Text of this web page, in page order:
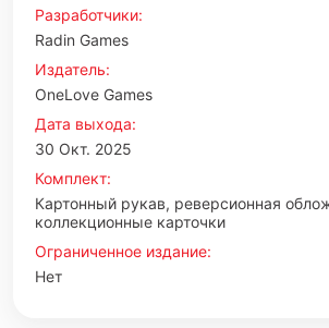
Разработчики:
Radin Games
Издатель:
OneLove Games
Дата выхода:
30 Окт. 2025
Комплект:
Картонный рукав, реверсионная
коллекционные карточки
Ограниченное издание:
Нет